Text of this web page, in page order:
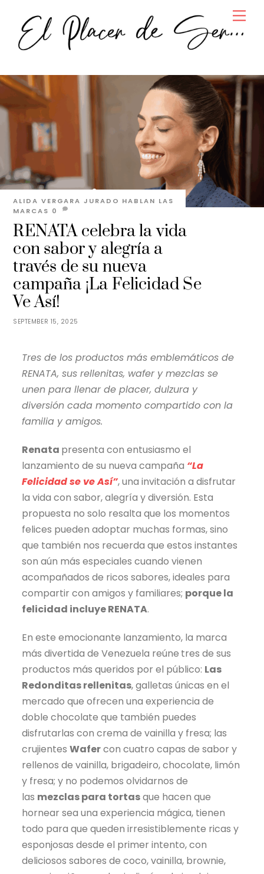
content
SEPTEMBER 15, 2025
RENATA celebra la vida
con sabor y alegría a
través de su nueva
campaña ¡La Felicidad Se
Ve Así!
ALIDA VERGARA JURADO HABLAN LAS
MARCAS 0
Tres de los productos más emblemáticos de
RENATA, sus rellenitas, wafer y mezclas se
unen para llenar de placer, dulzura y
diversión cada momento compartido con la
familia y amigos.
Renata presenta con entusiasmo el
lanzamiento de su nueva campaña “La
Felicidad se ve Así”, una invitación a disfrutar
la vida con sabor, alegría y diversión. Esta
propuesta no solo resalta que los momentos
felices pueden adoptar muchas formas, sino
que también nos recuerda que estos instantes
son aún más especiales cuando vienen
acompañados de ricos sabores, ideales para
compartir con amigos y familiares; porque la
felicidad incluye RENATA.
En este emocionante lanzamiento, la marca
más divertida de Venezuela reúne tres de sus
productos más queridos por el público: Las
Redonditas rellenitas, galletas únicas en el
mercado que ofrecen una experiencia de
doble chocolate que también puedes
disfrutarlas con crema de vainilla y fresa; las
crujientesWafercon cuatro capas de sabor y
rellenos de vainilla, brigadeiro, chocolate, limón
y fresa; y no podemos olvidarnos de
las mezclas para tortasque hacen que
hornear sea una experiencia mágica, tienen
todo para que queden irresistiblemente ricas y
esponjosas desde el primer intento, con
deliciosos sabores de coco, vainilla, brownie,